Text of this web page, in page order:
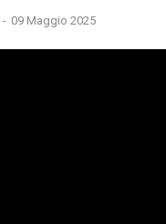
- 09 Maggio 2025